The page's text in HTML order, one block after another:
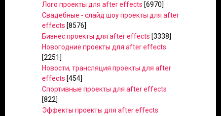
Лого проекты для after effects [6970]
Свадебные - слайд шоу проекты для after
effects [8576]
Бизнес проекты для after effects [3338]
Новогодние проекты для after effects
[2251]
Новости, трансляция проекты для after
effects [454]
Спортивные проекты для after effects
[822]
Эффекты проекты для after effects